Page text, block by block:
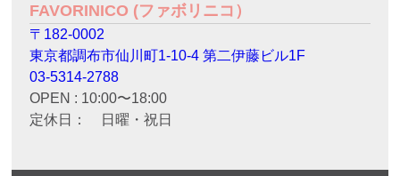
プ
ロ
フ
ィ
ー
ル
を
Facebook
で
表
プ
ロ
フ
ィ
ー
ル
を
Instagram
で
表
プ
ロ
フ
ィ
ー
ル
を
YouTube
で
表
FAVORINICO (ファボリニコ）
〒182-0002
東京都調布市仙川町1-10-4 第二伊藤ビル1F
03-5314-2788
OPEN : 10:00〜18:00
定休日： 日曜・祝日